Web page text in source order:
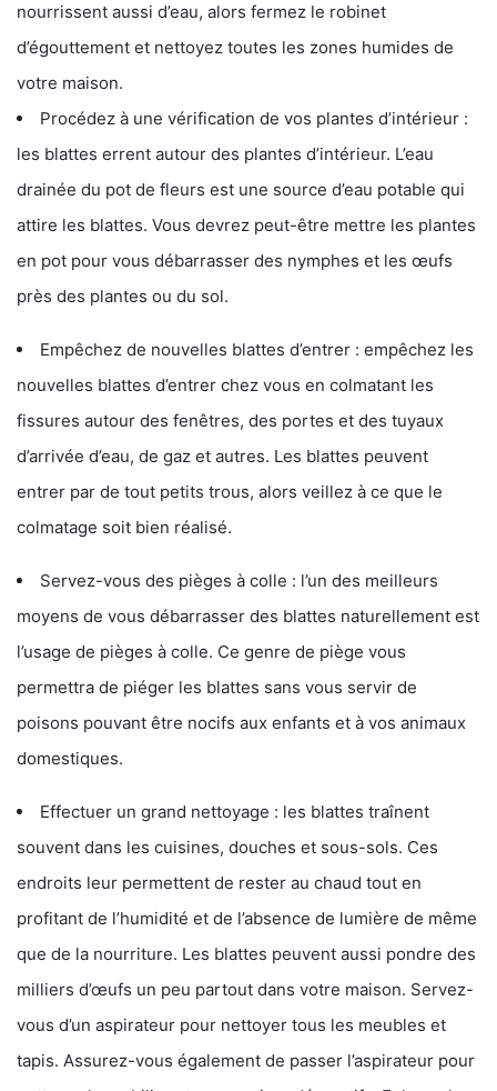
nourrissent aussi d’eau, alors fermez le robinet
d’égouttement et nettoyez toutes les zones humides de
votre maison.
Procédez à une vérification de vos plantes d’intérieur :
les blattes errent autour des plantes d’intérieur. L’eau
drainée du pot de fleurs est une source d’eau potable qui
attire les blattes. Vous devrez peut-être mettre les plantes
en pot pour vous débarrasser des nymphes et les œufs
près des plantes ou du sol.
Empêchez de nouvelles blattes d’entrer : empêchez les
nouvelles blattes d’entrer chez vous en colmatant les
fissures autour des fenêtres, des portes et des tuyaux
d’arrivée d’eau, de gaz et autres. Les blattes peuvent
entrer par de tout petits trous, alors veillez à ce que le
colmatage soit bien réalisé.
Servez-vous des pièges à colle : l’un des meilleurs
moyens de vous débarrasser des blattes naturellement est
l’usage de pièges à colle. Ce genre de piège vous
permettra de piéger les blattes sans vous servir de
poisons pouvant être nocifs aux enfants et à vos animaux
domestiques.
Effectuer un grand nettoyage : les blattes traînent
souvent dans les cuisines, douches et sous-sols. Ces
endroits leur permettent de rester au chaud tout en
profitant de l’humidité et de l’absence de lumière de même
que de la nourriture. Les blattes peuvent aussi pondre des
milliers d’œufs un peu partout dans votre maison. Servez-
vous d’un aspirateur pour nettoyer tous les meubles et
tapis. Assurez-vous également de passer l’aspirateur pour